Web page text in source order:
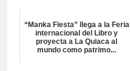
“Manka Fiesta” llega a la Feria
internacional del Libro y
proyecta a La Quiaca al
mundo como patrimo...